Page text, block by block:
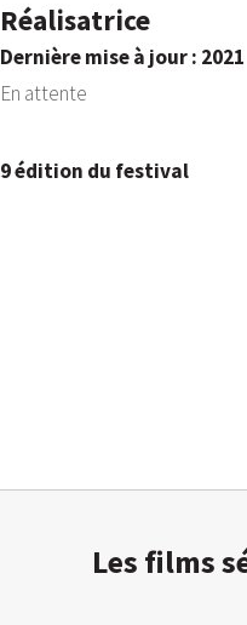
Réalisatrice
Dernière mise à jour : 2021
En attente
9 édition du festival
Les films